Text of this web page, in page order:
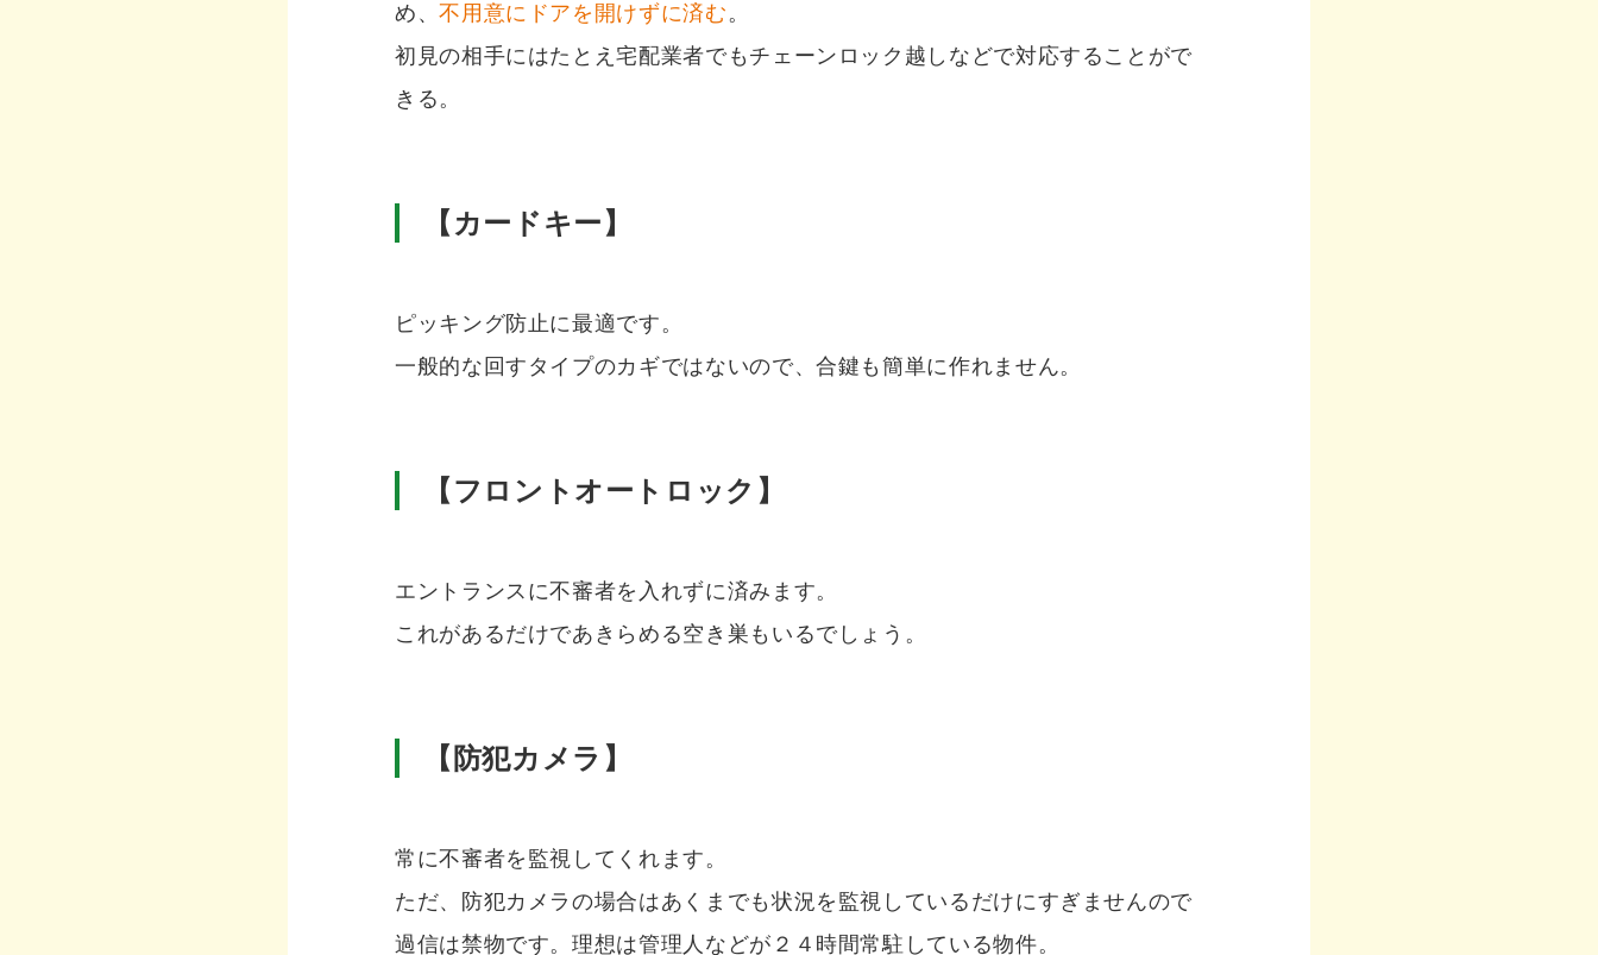
め、不用意にドアを開けずに済む。
初見の相手にはたとえ宅配業者でもチェーンロック越しなどで対応することがで
きる。
【カードキー】
ピッキング防止に最適です。
一般的な回すタイプのカギではないので、合鍵も簡単に作れません。
【フロントオートロック】
エントランスに不審者を入れずに済みます。
これがあるだけであきらめる空き巣もいるでしょう。
【防犯カメラ】
常に不審者を監視してくれます。
ただ、防犯カメラの場合はあくまでも状況を監視しているだけにすぎませんので
過信は禁物です。理想は管理人などが２４時間常駐している物件。